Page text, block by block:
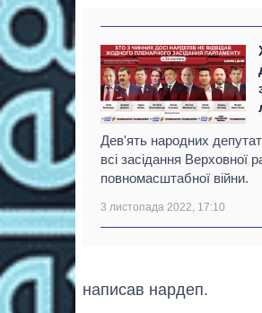
Дев'ять народних
всі засідання Верховної
повномасштабної війни.
3 листопада 2022, 17:10
написав нардеп.